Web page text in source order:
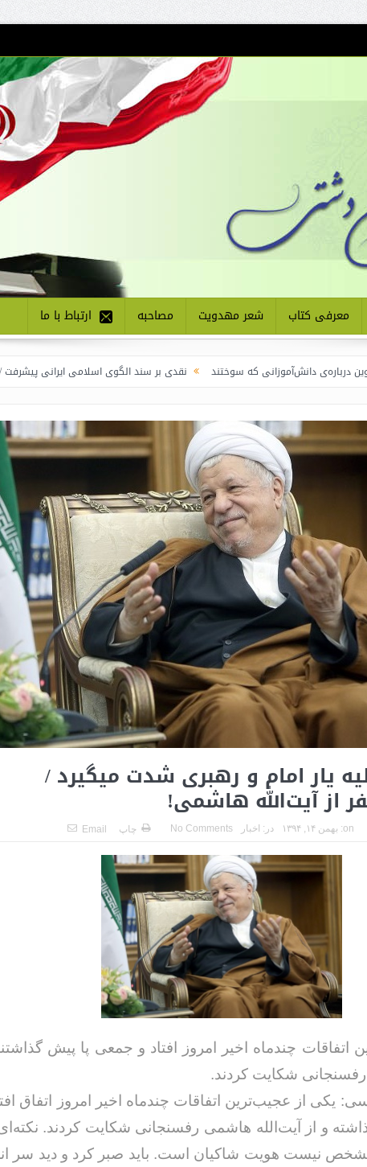
معرفی کتاب شعر مهدویت مصاحبه ارتباط با ما
که سوختند نقدی بر سند الگوی اسلامی ایرانی پیشرفت / لاف در غریبی
هجمه‌ها علیه یار امام و رهبری شدت می‎گیرد /
on: بهمن ۱۴, ۱۳۹۴ در: اخبار No Comments چاپ Email
اتفاقات چندماه اخیر امروز افتاد و جمعی پا پیش
شکایت کردند.
یکی از عجیب‌ترین اتفاقات چندماه اخیر امروز اتفاق
و از آیت‌الله هاشمی رفسنجانی شکایت کردند.
نیست هویت شاکیان است. باید صبر کرد و دید سر